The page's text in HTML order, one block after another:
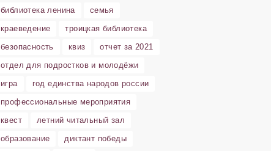
библиотека ленина
семья
краеведение
троицкая библиотека
безопасность
квиз
отчет за 2021
отдел для подростков и молодёжи
игра
год единства народов россии
профессиональные мероприятия
квест
летний читальный зал
образование
диктант победы